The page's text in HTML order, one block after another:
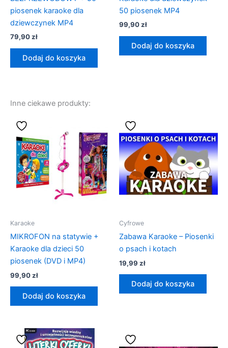
piosenek karaoke dla
dziewczynek MP4
79,90zł
Dodaj do koszyka
50 piosenek MP4
99,90zł
Dodaj do koszyka
Inne ciekawe produkty:
Karaoke
MIKROFON na statywie +
Karaoke dla dzieci 50
piosenek (DVD i MP4)
99,90zł
Dodaj do koszyka
Cyfrowe
Zabawa Karaoke – Piosenki
o psach i kotach
19,99 zł
Dodaj do koszyka